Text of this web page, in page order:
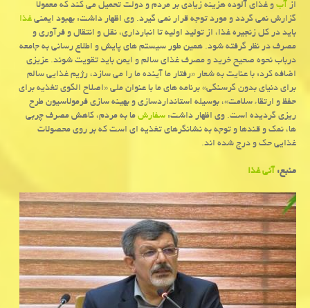
ازآبو غذای آلوده هزینه زیادی بر مردم و دولت تحمیل می كند كه معمولا
گزارش نمی گردد و مورد توجه قرار نمی گیرد. وی اظهار داشت: بهبود ایمنیغذا
باید در كل زنجیره غذا، از تولید اولیه تا انبارداری، نقل و انتقال و فرآوری و
مصرف در نظر گرفته شود. همین طور سیستم های پایش و اطلاع رسانی به جامعه
درباب نحوه صحیح خرید و مصرف غذای سالم و ایمن باید تقویت شوند. عزیزی
اضافه كرد: با عنایت به شعار «رفتار ما آینده ما را می سازد، رژیم غذایی سالم
برای دنیای بدون گرسنگی» برنامه های ما با عنوان ملی «اصلاح الگوی تغذیه برای
حفظ و ارتقاء سلامت»، بوسیله استانداردسازی و بهینه سازی فرمولاسیون طرح
ریزی گردیده است. وی اظهار داشت:سفارشما به مردم، كاهش مصرف چربی
ها، نمك و قندها و توجه به نشانگرهای تغذیه ای است كه بر روی محصولات
غذایی حك و درج شده اند.
منبع:آنی غذا